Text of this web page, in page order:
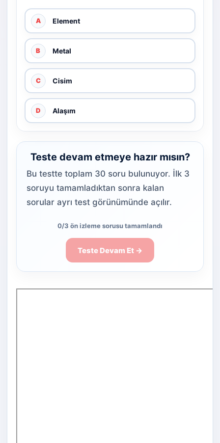
A Element
B Metal
C Cisim
D Alaşım
Teste devam etmeye hazır mısın?
Bu testte toplam 30 soru bulunuyor. İlk 3
soruyu tamamladıktan sonra kalan
sorular ayrı test görünümünde açılır.
0/3 ön izleme sorusu tamamlandı
Teste Devam Et →